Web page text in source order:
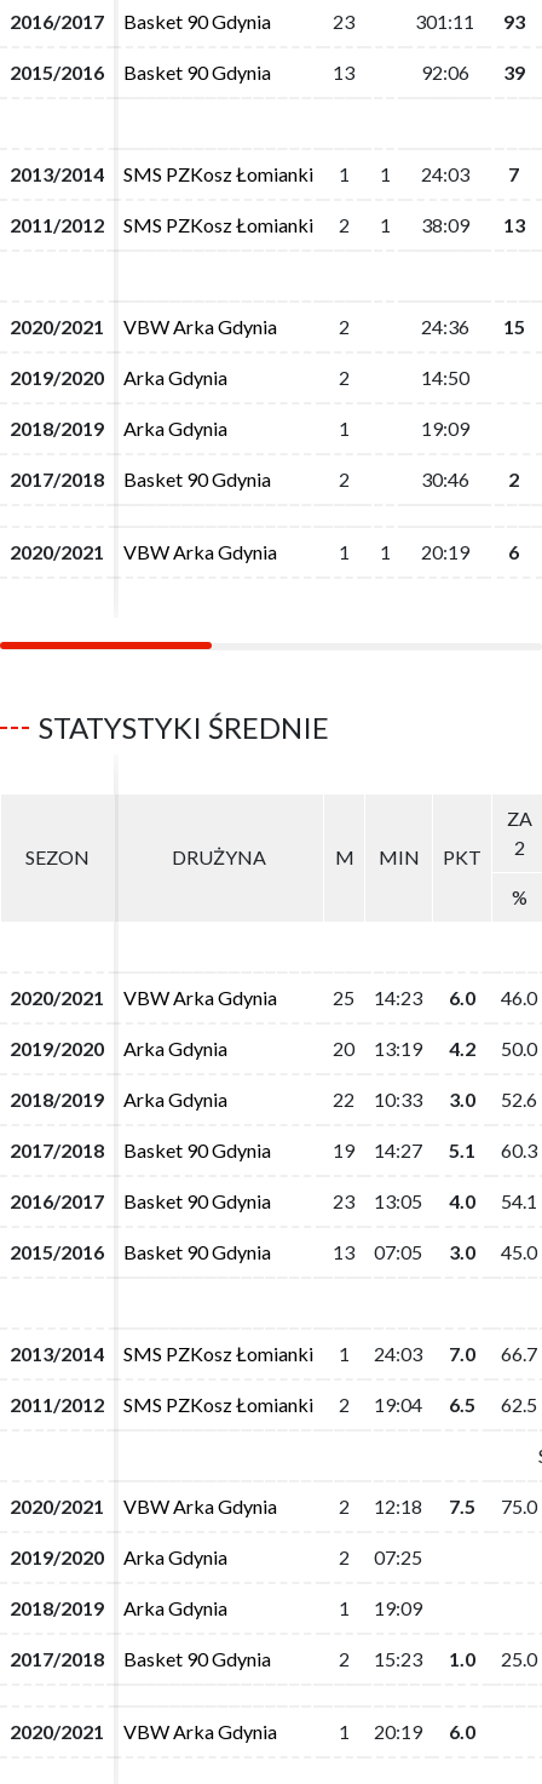
2016/2017 Basket 90 Gdynia 23 301:11 93
2015/2016 Basket 90 Gdynia 13 92:06 39
2013/2014 SMS PZKosz Łomianki 1 1 24:03 7
2011/2012 SMS PZKosz Łomianki 2 1 38:09 13
2020/2021 VBW Arka Gdynia 2 24:36 15
2019/2020 Arka Gdynia 2 14:50
2018/2019 Arka Gdynia 1 19:09
2017/2018 Basket 90 Gdynia 2 30:46 2
2020/2021 VBW Arka Gdynia 1 1 20:19 6
2016/2017 Basket 90 Gdynia 23 301:11 93
2015/2016 Basket 90 Gdynia 13 92:06 39
2013/2014 SMS PZKosz Łomianki 1 1 24:03 7
2011/2012 SMS PZKosz Łomianki 2 1 38:09 13
2020/2021 VBW Arka Gdynia 2 24:36 15
2019/2020 Arka Gdynia 2 14:50
2018/2019 Arka Gdynia 1 19:09
2017/2018 Basket 90 Gdynia 2 30:46 2
2020/2021 VBW Arka Gdynia 1 1 20:19 6
STATYSTYKI ŚREDNIE
SEZON DRUŻYNA M MIN PKT
ZA
2
%
2020/2021 VBW Arka Gdynia 25 14:23 6.0 46.0
2019/2020 Arka Gdynia 20 13:19 4.2 50.0
2018/2019 Arka Gdynia 22 10:33 3.0 52.6
2017/2018 Basket 90 Gdynia 19 14:27 5.1 60.3
2016/2017 Basket 90 Gdynia 23 13:05 4.0 54.1
2015/2016 Basket 90 Gdynia 13 07:05 3.0 45.0
2013/2014 SMS PZKosz Łomianki 1 24:03 7.0 66.7
2011/2012 SMS PZKosz Łomianki 2 19:04 6.5 62.5
2020/2021 VBW Arka Gdynia 2 12:18 7.5 75.0
2019/2020 Arka Gdynia 2 07:25
2018/2019 Arka Gdynia 1 19:09
2017/2018 Basket 90 Gdynia 2 15:23 1.0 25.0
2020/2021 VBW Arka Gdynia 1 20:19 6.0
SEZON DRUŻYNA M MIN PKT
ZA
2
%
2020/2021 VBW Arka Gdynia 25 14:23 6.0 46.0
2019/2020 Arka Gdynia 20 13:19 4.2 50.0
2018/2019 Arka Gdynia 22 10:33 3.0 52.6
2017/2018 Basket 90 Gdynia 19 14:27 5.1 60.3
2016/2017 Basket 90 Gdynia 23 13:05 4.0 54.1
2015/2016 Basket 90 Gdynia 13 07:05 3.0 45.0
2013/2014 SMS PZKosz Łomianki 1 24:03 7.0 66.7
2011/2012 SMS PZKosz Łomianki 2 19:04 6.5 62.5
2020/2021 VBW Arka Gdynia 2 12:18 7.5 75.0
2019/2020 Arka Gdynia 2 07:25
2018/2019 Arka Gdynia 1 19:09
2017/2018 Basket 90 Gdynia 2 15:23 1.0 25.0
2020/2021 VBW Arka Gdynia 1 20:19 6.0